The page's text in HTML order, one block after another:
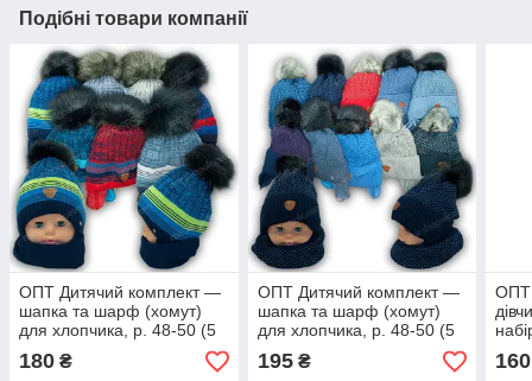
Подібні товари компанії
ОПТ Дитячий комплект —
шапка та шарф (хомут)
для хлопчика, р. 48-50 (5
шт./набір)
180 ₴
ОПТ Дитячий комплект —
шапка та шарф (хомут)
для хлопчика, р. 48-50 (5
шт./набір)
195₴
ОПТ
160